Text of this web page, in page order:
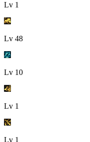
Lv 1
Lv 48
Lv 10
Lv 1
Lv 1